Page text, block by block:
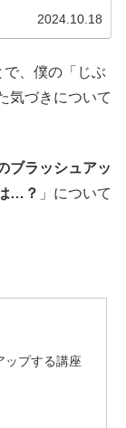
ポイントでした。
2024.10.18
、僕の「じぶ
気づきについて
ブラッシュアッ
…？ 」について
ップする講座